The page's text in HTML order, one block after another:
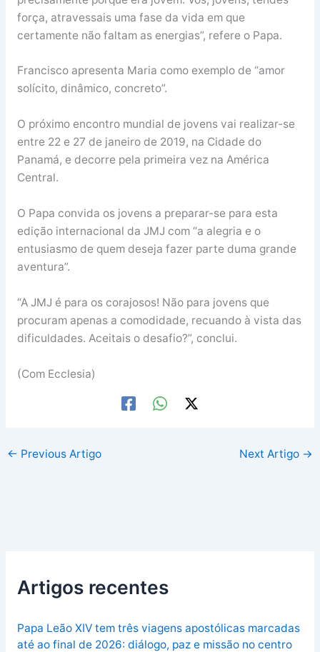
força, atravessais uma fase da vida em que
certamente não faltam as energias”, refere o Papa.
Francisco apresenta Maria como exemplo de “amor
solícito, dinâmico, concreto”.
O próximo encontro mundial de jovens vai realizar-se
entre 22 e 27 de janeiro de 2019, na Cidade do
Panamá, e decorre pela primeira vez na América
Central.
O Papa convida os jovens a preparar-se para esta
edição internacional da JMJ com “a alegria e o
entusiasmo de quem deseja fazer parte duma grande
aventura”.
“A JMJ é para os corajosos! Não para jovens que
procuram apenas a comodidade, recuando à vista das
dificuldades. Aceitais o desafio?”, conclui.
(Com Ecclesia)
← Previous Artigo Next Artigo →
Artigos recentes
Papa Leão XIV tem três viagens apostólicas marcadas
até ao final de 2026: diálogo, paz e missão no centro